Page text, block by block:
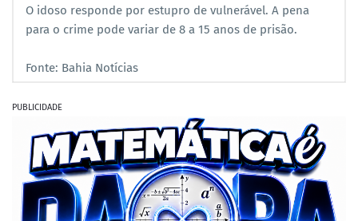
O idoso responde por estupro de vulnerável. A pena
para o crime pode variar de 8 a 15 anos de prisão.
Fonte: Bahia Notícias
PUBLICIDADE